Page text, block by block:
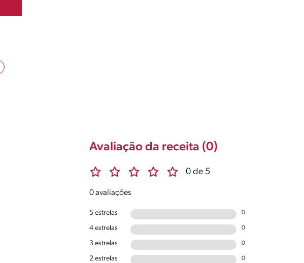
Avaliação da receita (0)
0 de 5
0 avaliações
5 estrelas 0
4 estrelas 0
3 estrelas 0
2 estrelas 0